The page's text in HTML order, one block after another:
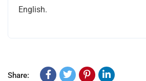
English.
Share: